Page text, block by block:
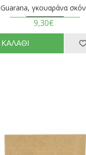
Guarana, γκουαράνα
9,30€